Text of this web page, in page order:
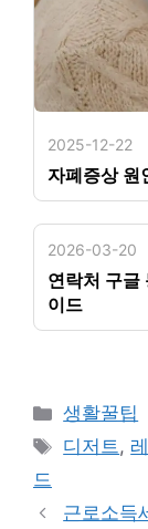
2025-12-22
자폐증상 원
2026-03-20
연락처 구글
이드
카
테
생활꿀팁
태
디저트,
드
근로소득